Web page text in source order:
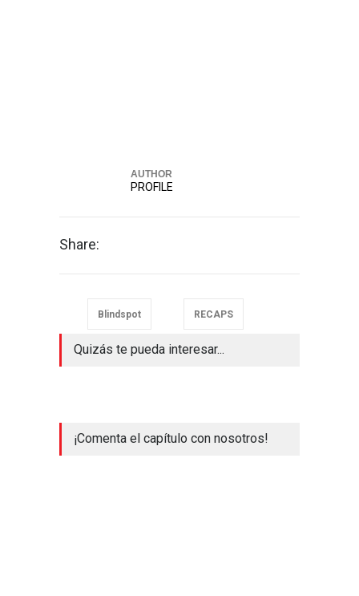
AUTHOR
PROFILE
Share:
Blindspot RECAPS
Quizás te pueda interesar...
¡Comenta el capítulo con nosotros!